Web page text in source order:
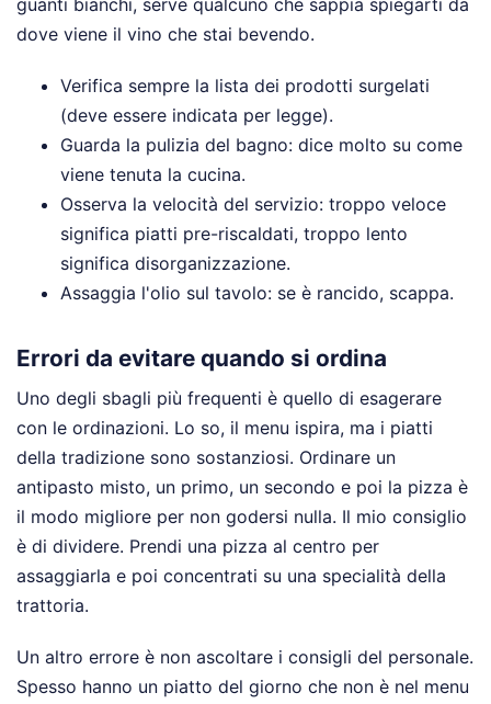
guanti bianchi, serve qualcuno che sappia spiegarti da
dove viene il vino che stai bevendo.
Verifica sempre la lista dei prodotti surgelati
(deve essere indicata per legge).
Guarda la pulizia del bagno: dice molto su come
viene tenuta la cucina.
Osserva la velocità del servizio: troppo veloce
significa piatti pre-riscaldati, troppo lento
significa disorganizzazione.
Assaggia l'olio sul tavolo: se è rancido, scappa.
Errori da evitare quando si ordina
Uno degli sbagli più frequenti è quello di esagerare
con le ordinazioni. Lo so, il menu ispira, ma i piatti
della tradizione sono sostanziosi. Ordinare un
antipasto misto, un primo, un secondo e poi la pizza è
il modo migliore per non godersi nulla. Il mio consiglio
è di dividere. Prendi una pizza al centro per
assaggiarla e poi concentrati su una specialità della
trattoria.
Un altro errore è non ascoltare i consigli del personale.
Spesso hanno un piatto del giorno che non è nel menu